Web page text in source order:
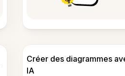
Créer des diagrammes
IA